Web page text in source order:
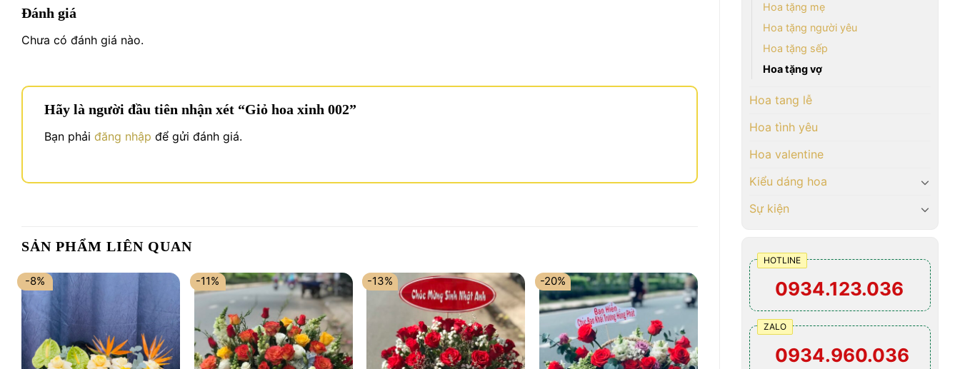
Hoa tặng mẹ
Hoa tặng người yêu
Hoa tặng sếp
Hoa tặng vợ
Hoa tang lễ
Hoa tình yêu
Hoa valentine
Kiểu dáng hoa
Sự kiện
HOTLINE
0934.123.036
ZALO
0934.960.036
Đánh giá
Chưa có đánh giá nào.
Hãy là người đầu tiên nhận xét “Giỏ hoa xinh 002”
Bạn phải đăng nhập để gửi đánh giá.
SẢN PHẨM LIÊN QUAN
-8% -11% -13% -20%